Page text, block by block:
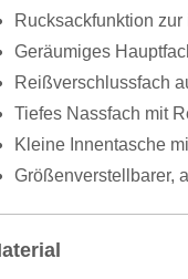
Rucksackfunktion
Geräumiges
Reißverschlussfach
Tiefes Nassfach mit
Kleine Innentasche
Größenverstellbarer,